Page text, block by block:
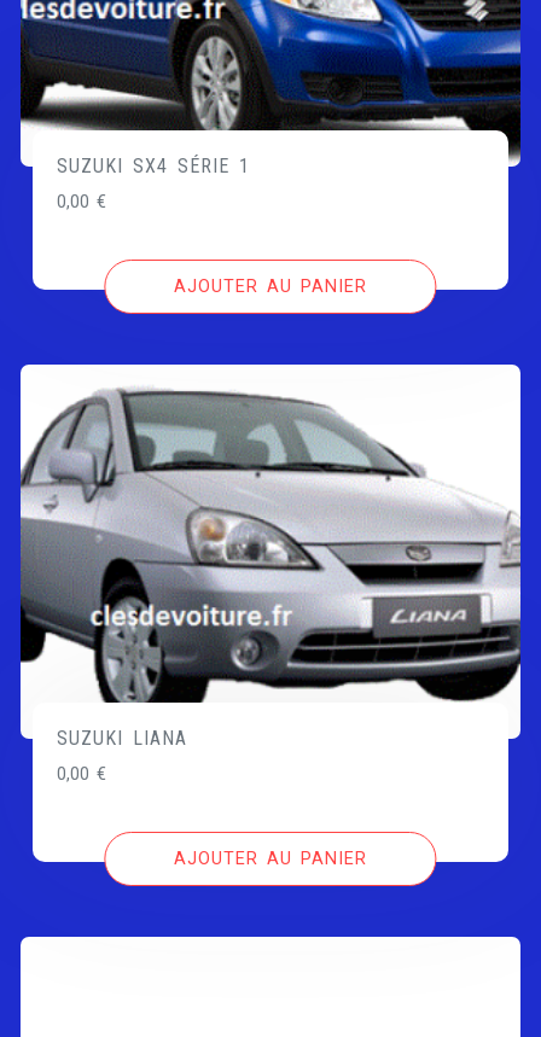
SUZUKI SX4 SÉRIE 1
0,00€
AJOUTER AU PANIER
SUZUKI LIANA
0,00€
AJOUTER AU PANIER